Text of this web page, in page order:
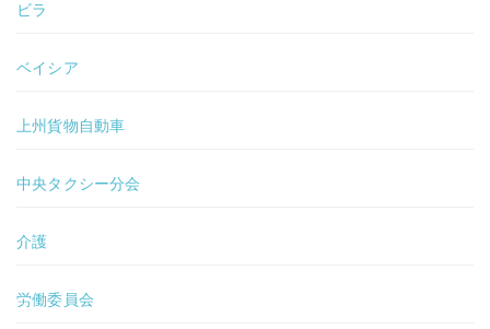
ビラ
ベイシア
上州貨物自動車
中央タクシー分会
介護
労働委員会